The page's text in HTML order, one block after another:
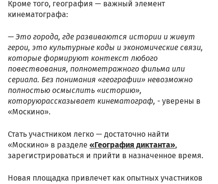
Кроме того, география — важный элемент
кинематографа:
— Это города, где развиваются истории и живут
герои, это культурные коды и экономические связи,
которые формируют контекст любого
повествования, полнометражного фильма или
сериала. Без понимания «географии» невозможно
полностью осмыслить «историю»,
которуюрассказывает кинематограф, - уверены в
«Москино».
Стать участником легко — достаточно найти
«Москино» в разделе «География диктанта»,
зарегистрироваться и прийти в назначенное время.
Новая площадка привлечет как опытных участников